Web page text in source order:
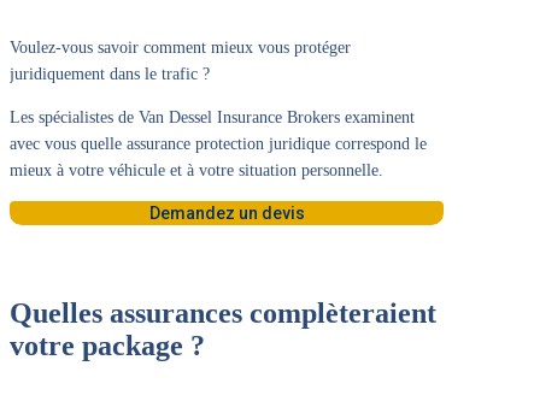
Voulez-vous savoir comment mieux vous protéger
juridiquement dans le trafic ?
Les spécialistes de Van Dessel Insurance Brokers examinent
avec vous quelle assurance protection juridique correspond le
mieux à votre véhicule et à votre situation personnelle.
Demandez un devis
Quelles assurances complèteraient
votre package ?